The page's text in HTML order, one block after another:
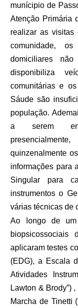
munícipio de
Atenção Primária
realizar as visitas
comunidade,
domiciliares
disponibiliza
comunitárias e
Sáude são
população.
a serem
quinzenalmente
informações para
Singular para
instrumentos o
várias técnicas de
Ao longo de um
biopsicossociais
aplicaram testes
(EDG), a Escala
Atividades
Lawton & Brody”) ,
Marcha de Tinetti